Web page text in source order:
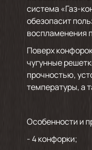
система «Газ-
обезопасит
воспламенения
Поверх
чугунные
прочностью,
температуры, а
Особенности и
- 4 конфорки;